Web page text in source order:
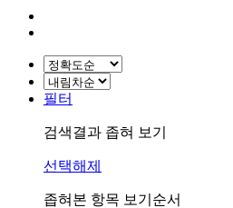
필터
검색결과 좁혀 보기
선택해제
좁혀본 항목 보기순서